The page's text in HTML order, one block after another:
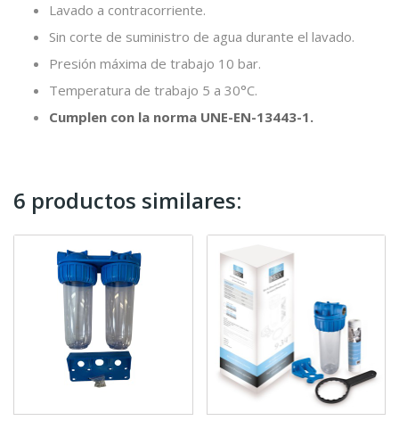
Lavado a contracorriente.
Sin corte de suministro de agua durante el lavado.
Presión máxima de trabajo 10 bar.
Temperatura de trabajo 5 a 30°C.
Cumplen con la norma UNE-EN-13443-1.
6 productos similares: